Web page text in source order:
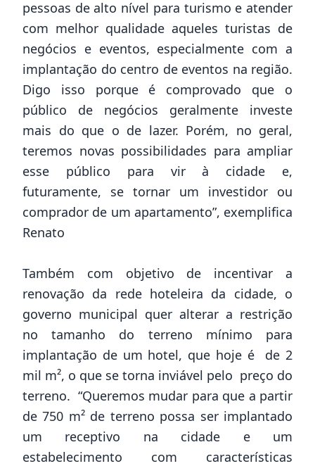
pessoas de alto nível para turismo e atender
com melhor qualidade aqueles turistas de
negócios e eventos, especialmente com a
implantação do centro de eventos na região.
Digo isso porque é comprovado que o
público de negócios geralmente investe
mais do que o de lazer. Porém, no geral,
teremos novas possibilidades para ampliar
esse público para vir à cidade e,
futuramente, se tornar um investidor ou
comprador de um apartamento”, exemplifica
Renato
Também com objetivo de incentivar a
renovação da rede hoteleira da cidade, o
governo municipal quer alterar a restrição
no tamanho do terreno mínimo para
implantação de um hotel, que hoje é de 2
mil m², o que se torna inviável pelo preço do
terreno. “Queremos mudar para que a partir
de 750 m² de terreno possa ser implantado
um receptivo na cidade e um
estabelecimento com características